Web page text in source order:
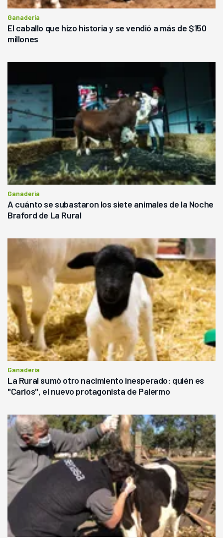
Ganadería
El caballo que hizo historia y se vendió a más de $150
millones
Ganadería
A cuánto se subastaron los siete animales de la Noche
Braford de La Rural
Ganadería
La Rural sumó otro nacimiento inesperado: quién es
"Carlos", el nuevo protagonista de Palermo